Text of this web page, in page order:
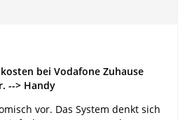
bei Vodafone Zuhause
--> Handy
vor. Das System denkt sich